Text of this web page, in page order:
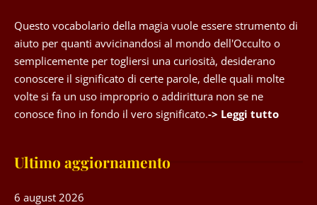
Questo vocabolario della magia vuole essere strumento di
aiuto per quanti avvicinandosi al mondo dell'Occulto o
semplicemente per togliersi una curiosità, desiderano
conoscere il significato di certe parole, delle quali molte
volte si fa un uso improprio o addirittura non se ne
conosce fino in fondo il vero significato.-> Leggi tutto
Ultimo aggiornamento
6 august 2026